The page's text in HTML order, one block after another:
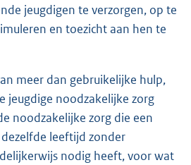
jeugdigen te verzorgen, op te
en toezicht aan hen te
meer dan gebruikelijke hulp,
jeugdige noodzakelijke zorg
noodzakelijke zorg die een
leeftijd zonder
nodig heeft, voor wat